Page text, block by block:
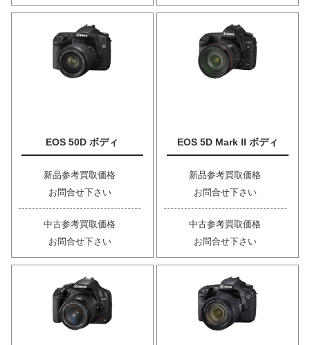
EOS 50D ボディ
新品参考買取価格
お問合せ下さい
中古参考買取価格
お問合せ下さい
EOS 5D Mark II ボディ
新品参考買取価格
お問合せ下さい
中古参考買取価格
お問合せ下さい